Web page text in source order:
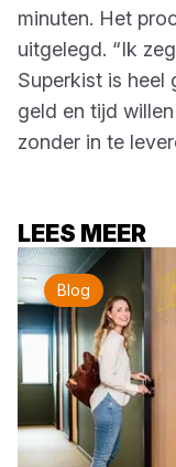
minuten. Het
uitgelegd. “Ik
Superkist is heel
geld en tijd
zonder in te
LEES MEER
Blog